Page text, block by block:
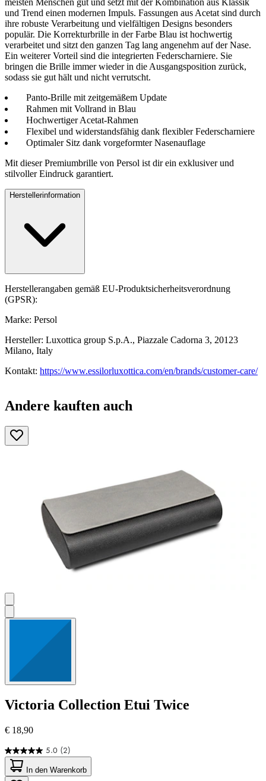
meisten Menschen gut und setzt mit der Kombination aus Klassik
und Trend einen modernen Impuls. Fassungen aus Acetat sind durch
ihre robuste Verarbeitung und vielfältigen Designs besonders
populär. Die Korrekturbrille in der Farbe Blau ist hochwertig
verarbeitet und sitzt den ganzen Tag lang angenehm auf der Nase.
Ein weiterer Vorteil sind die integrierten Federscharniere. Sie
bringen die Brille immer wieder in die Ausgangsposition zurück,
sodass sie gut hält und nicht verrutscht.
Panto-Brille mit zeitgemäßem Update
Rahmen mit Vollrand in Blau
Hochwertiger Acetat-Rahmen
Flexibel und widerstandsfähig dank flexibler Federscharniere
Optimaler Sitz dank vorgeformter Nasenauflage
Mit dieser Premiumbrille von Persol ist dir ein exklusiver und
stilvoller Eindruck garantiert.
Herstellerinformation
Herstellerangaben gemäß EU-Produktsicherheitsverordnung
(GPSR):
Marke: Persol
Hersteller: Luxottica group S.p.A., Piazzale Cadorna 3, 20123
Milano, Italy
Kontakt: https://www.essilorluxottica.com/en/brands/customer-care/
Andere kauften auch
Victoria Collection Etui Twice
€ 18,90
5.0 (2)
5.0
von
5
In den Warenkorb